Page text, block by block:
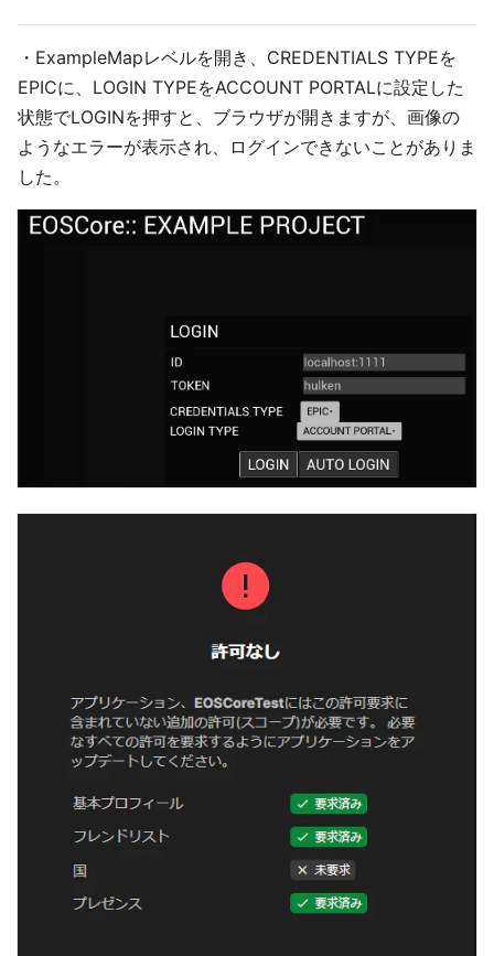
・ExampleMapレベルを開き、CREDENTIALS TYPEを
EPICに、LOGIN TYPEをACCOUNT PORTALに設定した
状態でLOGINを押すと、ブラウザが開きますが、画像の
ようなエラーが表示され、ログインできないことがありま
した。